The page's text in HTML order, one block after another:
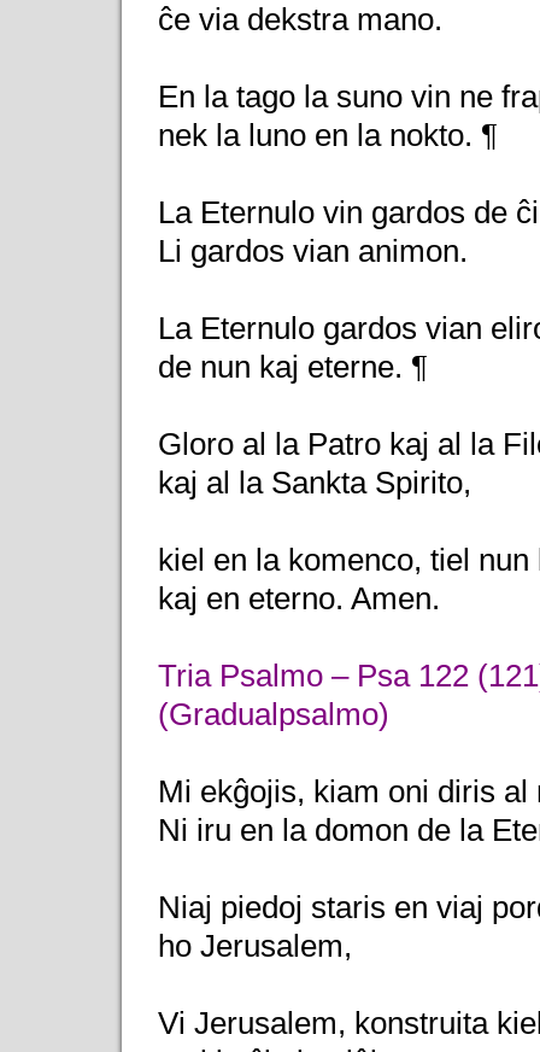
ĉe via dekstra mano.
En la tago la suno vin ne
nek la luno en la nokto. ¶
La Eternulo vin gardos de
Li gardos vian animon.
La Eternulo gardos vian
de nun kaj eterne. ¶
Gloro al la Patro kaj al la
kaj al la Sankta Spirito,
kiel en la komenco, tiel
kaj en eterno. Amen.
Tria Psalmo – Psa 122
(Gradualpsalmo)
Mi ekĝojis, kiam oni diris al
Ni iru en la domon de la
Niaj piedoj staris en viaj
ho Jerusalem,
Vi Jerusalem, konstruita